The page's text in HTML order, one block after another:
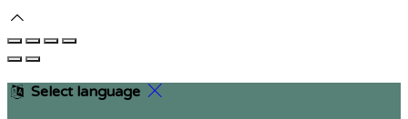
Select language